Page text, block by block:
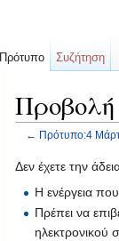
Προβολή
← Πρότυπο:4
Δεν έχετε την
Η ενέργεια
Πρέπει να
Πρότυπο Συζήτηση